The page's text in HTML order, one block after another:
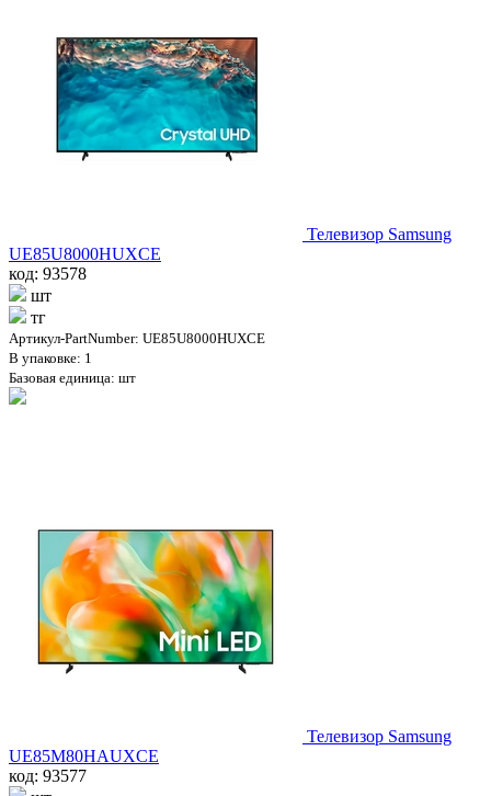
Телевизор Samsung
UE85U8000HUXCE
код: 93578
шт
тг
Артикул-PartNumber: UE85U8000HUXCE
В упаковке: 1
Базовая единица: шт
Телевизор Samsung
UE85M80HAUXCE
код: 93577